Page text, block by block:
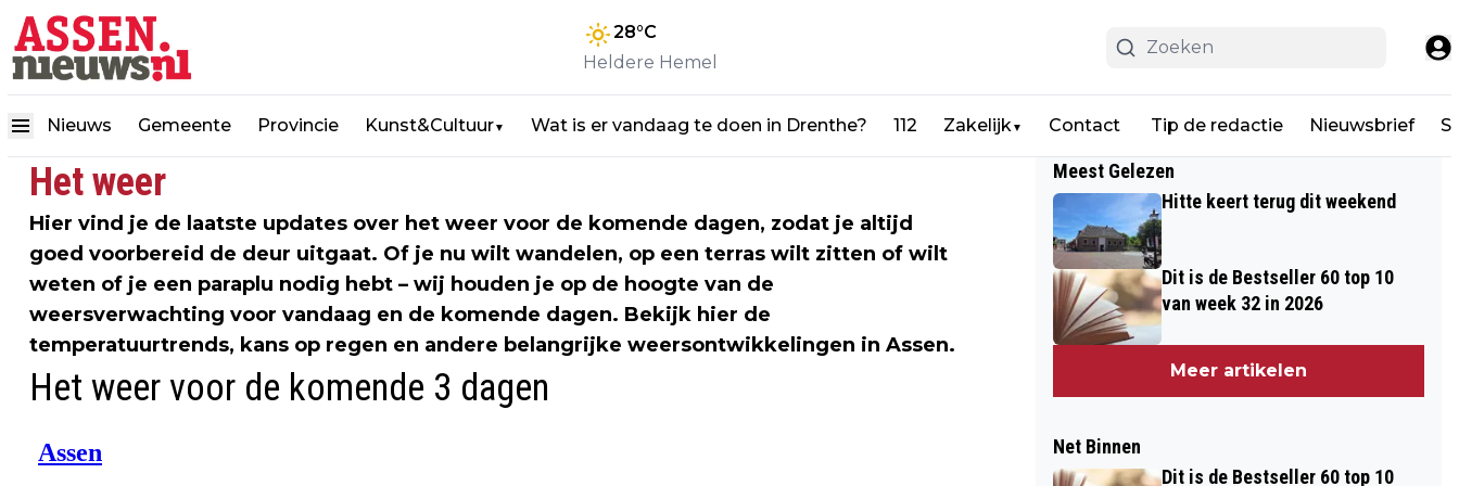
28°C
Heldere Hemel
Nieuws Gemeente Provincie Kunst&Cultuur▼ Wat is er vandaag te doen in Drenthe? 112 Zakelijk▼ Contact Tip de redactie Nieuwsbrief
Het weer
Hier vind je de laatste updates over het weer voor de komende dagen, zodat je altijd
goed voorbereid de deur uitgaat. Of je nu wilt wandelen, op een terras wilt zitten of wilt
weten of je een paraplu nodig hebt – wij houden je op de hoogte van de
weersverwachting voor vandaag en de komende dagen. Bekijk hier de
temperatuurtrends, kans op regen en andere belangrijke weersontwikkelingen in Assen.
Het weer voor de komende 3 dagen
Meest Gelezen
Hitte keert terug dit weekend
Dit is de Bestseller 60 top 10
van week 32 in 2026
Meer artikelen
Net Binnen
Dit is de Bestseller 60 top 10